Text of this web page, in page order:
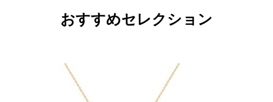
おすすめセレクション